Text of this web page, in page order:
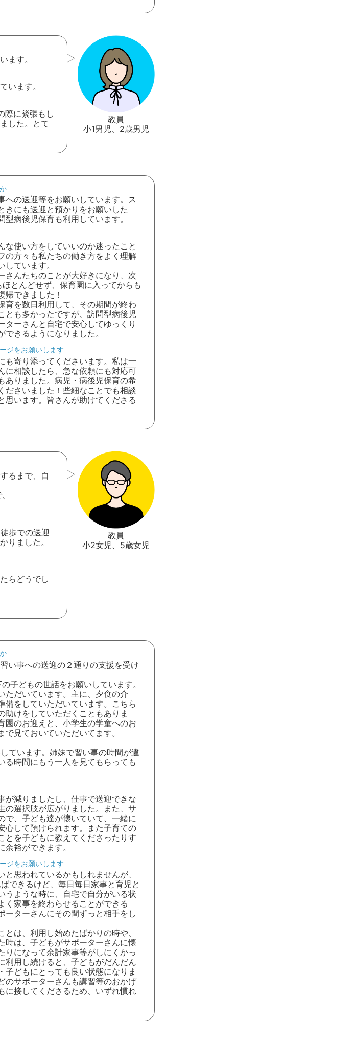
教員
小1男児、2歳男児
ます。
います。
際に緊張もし
した。とて
への送迎等をお願いしています。ス
きにも送迎と預かりをお願いした
病後児保育も利用しています。
な使い方をしていいのか迷ったこと
の方々も私たちの働き方をよく理解
ています。
さんたちのことが大好きになり、次
とんどせず、保育園に入ってからも
帰できました！
育を数日利用して、その期間が終わ
とも多かったですが、訪問型病後児
ーさんと自宅で安心してゆっくり
きるようになりました。
ジをお願いします
も寄り添ってくださいます。私は一
に相談したら、急な依頼にも対応可
ありました。病児・病後児保育の希
ださいました！些細なことでも相談
思います。皆さんが助けてくださる
教員
小2女児、5歳女児
るまで、自
歩での送迎
りました。
らどうでし
い事への送迎の２通りの支援を受け
子どもの世話をお願いしています。
ただいています。主に、夕食の介
備をしていただいています。こちら
けをしていただくこともありま
園のお迎えと、小学生の学童へのお
見ておいていただいてます。
ています。姉妹で習い事の時間が違
る時間にもう一人を見てもらっても
が減りましたし、仕事で送迎できな
の選択肢が広がりました。また、サ
で、子ども達が懐いていて、一緒に
心して預けられます。また子育ての
とを子どもに教えてくださったりす
裕ができます。
ジをお願いします
思われているかもしれませんが、
できるけど、毎日毎日家事と育児と
うような時に、自宅で自分がいる状
く家事を終わらせることができる
ーターさんにその間ずっと相手をし
は、利用し始めたばかりの時や、
時は、子どもがサポーターさんに懐
りになって余計家事等がしにくかっ
利用し続けると、子どもがだんだん
どもにとっても良い状態になりま
のサポーターさんも講習等のおかげ
に接してくださるため、いずれ慣れ